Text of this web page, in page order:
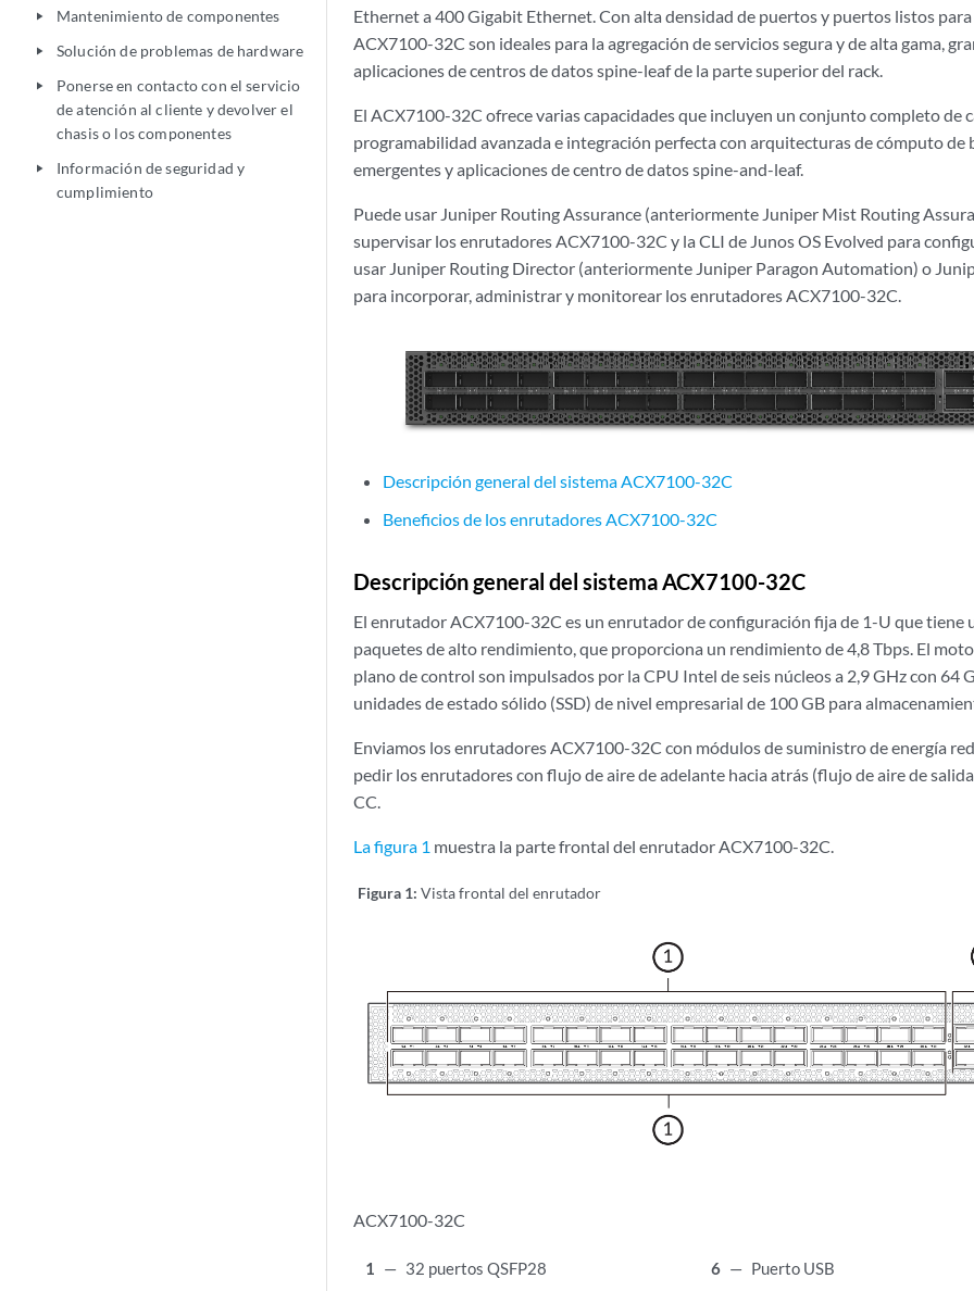
play_arrow Mantenimiento de componentes
play_arrow Solución de problemas de hardware
play_arrow
Ponerse en contacto con el servicio
de atención al cliente y devolver el
chasis o los componentes
play_arrow
Información de seguridad y
cumplimiento
Ethernet a 400 Gigabit Ethernet. Con alta densidad de puertos y puertos listos
ACX7100-32C son ideales para la agregación de servicios segura y de alta gama,
aplicaciones de centros de datos spine-leaf de la parte superior del rack.
El ACX7100-32C ofrece varias capacidades que incluyen un conjunto completo de
programabilidad avanzada e integración perfecta con arquitecturas de cómputo
emergentes y aplicaciones de centro de datos spine-and-leaf.
Puede usar Juniper Routing Assurance (anteriormente Juniper Mist Routing
supervisar los enrutadores ACX7100-32C y la CLI de Junos OS Evolved para
usar Juniper Routing Director (anteriormente Juniper Paragon Automation) o
para incorporar, administrar y monitorear los enrutadores ACX7100-32C.
Descripción general del sistema ACX7100-32C
Beneficios de los enrutadores ACX7100-32C
Descripción general del sistema ACX7100-32C
El enrutador ACX7100-32C es un enrutador de configuración fija de 1-U que tiene
paquetes de alto rendimiento, que proporciona un rendimiento de 4,8 Tbps. El
plano de control son impulsados por la CPU Intel de seis núcleos a 2,9 GHz con 64
unidades de estado sólido (SSD) de nivel empresarial de 100 GB para
Enviamos los enrutadores ACX7100-32C con módulos de suministro de energía
pedir los enrutadores con flujo de aire de adelante hacia atrás (flujo de aire de
CC.
La figura 1 muestra la parte frontal del enrutador ACX7100-32C.
Figura 1: Vista frontal del enrutador
ACX7100-32C
1 — 32 puertos QSFP28 6 — Puerto USB